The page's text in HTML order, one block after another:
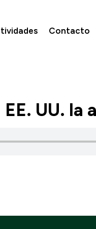
Contacto
UU. la